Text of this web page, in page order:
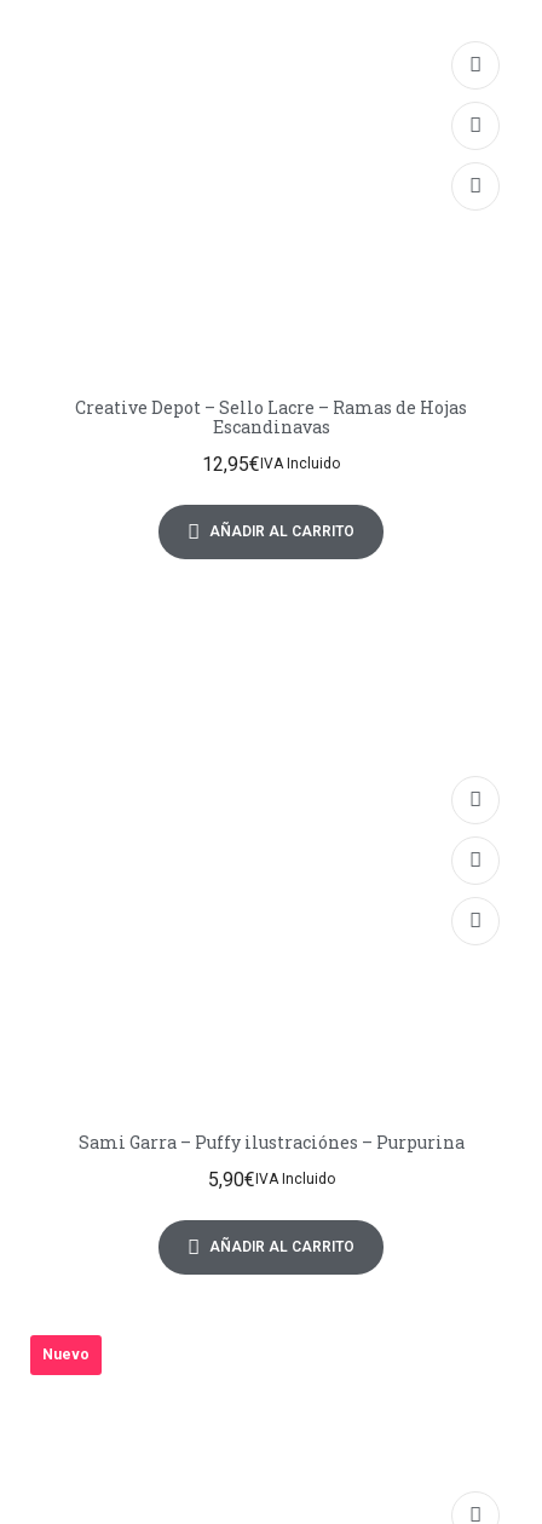
Creative Depot – Sello Lacre – Ramas de Hojas
Escandinavas
12,95€ IVA Incluido
AÑADIR AL CARRITO
Sami Garra – Puffy ilustraciónes – Purpurina
5,90€ IVA Incluido
AÑADIR AL CARRITO
Nuevo